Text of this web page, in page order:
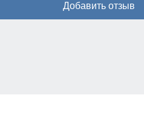
Добавить отзыв